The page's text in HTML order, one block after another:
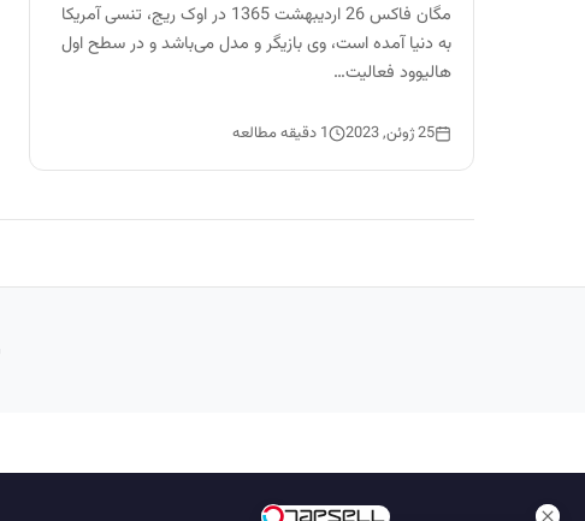
مگان فاکس 26 اردیبهشت 1365 در اوک ریج، تنسی آمریکا
به دنیا آمده است، وی بازیگر و مدل می‌باشد و در سطح اول
هالیوود فعالیت…
25 ژوئن, 2023 1 دقیقه مطالعه